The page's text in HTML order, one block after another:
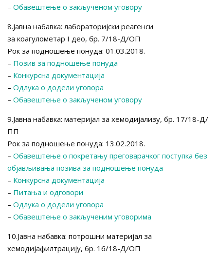
– Обавештење о закљученом уговору
8.Јавна набавка: лабораторијски реагенси
за коагулометар I део, бр. 7/18-Д/ОП
Рок за подношење понуда: 01.03.2018.
– Позив за подношење понуда
– Конкурсна документација
– Одлука о додели уговора
– Обавештење о закљученом уговору
9.Јавна набавка: материјал за хемодијализу, бр. 17/18-Д/
ПП
Рок за подношење понуда: 13.02.2018.
– Обавештење о покретању преговарачког поступка без
објављивања позива за подношење понуда
– Конкурсна документација
– Питања и одговори
– Одлука о додели уговора
– Обавештење о закљученим уговорима
10.Јавна набавка: потрошни материјал за
хемодијафилтрацију, бр. 16/18-Д/ОП